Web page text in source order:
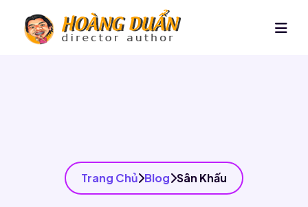
Trang Chủ Blog Sân Khấu